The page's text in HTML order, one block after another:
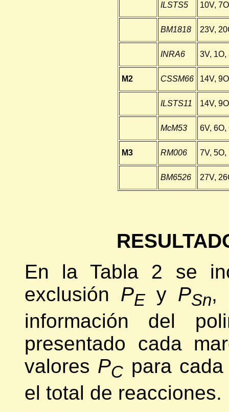
ILSTS5 10V,
BM1818 23V,
INRA6 3V, 1O,
M2 CSSM66 14V,
ILSTS11 14V,
McM53 6V, 6O,
M3 RM006 7V, 5O,
BM6526 27V,
En la Tabla 2 se
exclusión PEy PSn,
información del
presentado cada
valores PC para
el total de reacciones.